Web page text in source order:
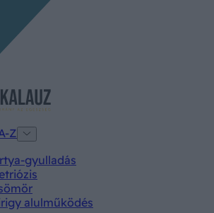
Z
gyulladás
alulműködés